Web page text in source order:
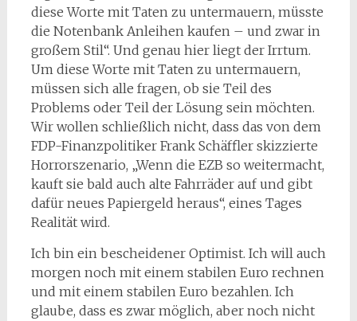
diese Worte mit Taten zu untermauern, müsste
die Notenbank Anleihen kaufen – und zwar in
großem Stil“. Und genau hier liegt der Irrtum.
Um diese Worte mit Taten zu untermauern,
müssen sich alle fragen, ob sie Teil des
Problems oder Teil der Lösung sein möchten.
Wir wollen schließlich nicht, dass das von dem
FDP-Finanzpolitiker Frank Schäffler skizzierte
Horrorszenario, „Wenn die EZB so weitermacht,
kauft sie bald auch alte Fahrräder auf und gibt
dafür neues Papiergeld heraus“, eines Tages
Realität wird.
Ich bin ein bescheidener Optimist. Ich will auch
morgen noch mit einem stabilen Euro rechnen
und mit einem stabilen Euro bezahlen. Ich
glaube, dass es zwar möglich, aber noch nicht